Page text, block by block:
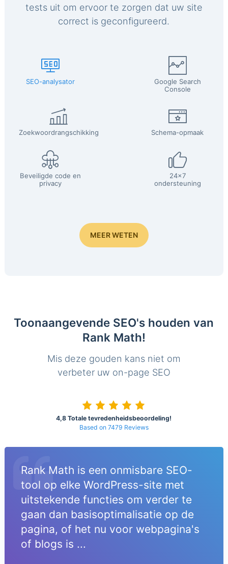
tests uit om ervoor te zorgen dat uw site
correct is geconfigureerd.
SEO-analysator
Google Search
Console
Zoekwoordrangschikking Schema-opmaak
Beveiligde code en
privacy
24x7
ondersteuning
MEER WETEN
Toonaangevende SEO's houden van
Rank Math!
Mis deze gouden kans niet om
verbeter uw on-page SEO
4,8 Totale tevredenheidsbeoordeling!
Based on 7479 Reviews
Rank Math is een onmisbare SEO-
tool op elke WordPress-site met
uitstekende functies om verder te
gaan dan basisoptimalisatie op de
pagina, of het nu voor webpagina's
of blogs is ...